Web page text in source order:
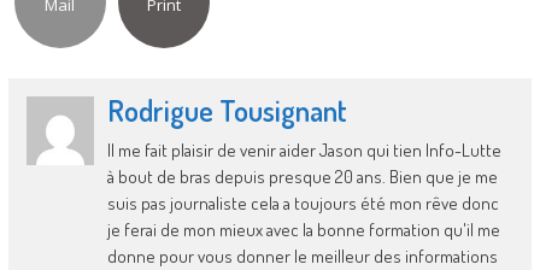
Mail Print
Rodrigue Tousignant
Il me fait plaisir de venir aider Jason qui tien Info-Lutte
à bout de bras depuis presque 20 ans. Bien que je me
suis pas journaliste cela a toujours été mon rêve donc
je ferai de mon mieux avec la bonne formation qu'il me
donne pour vous donner le meilleur des informations